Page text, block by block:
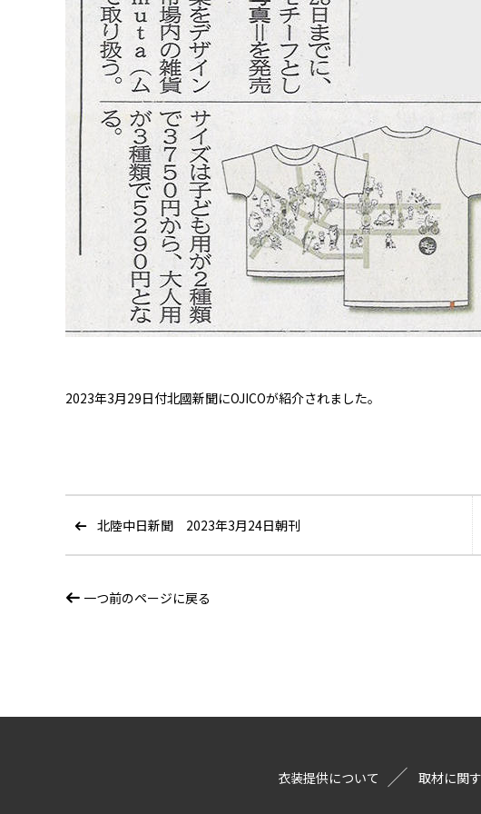
2023年3月29日付北國新聞にOJICOが紹介されました。
北陸中日新聞 2023年3月24日朝刊
一つ前のページに戻る
衣装提供について 取材に関